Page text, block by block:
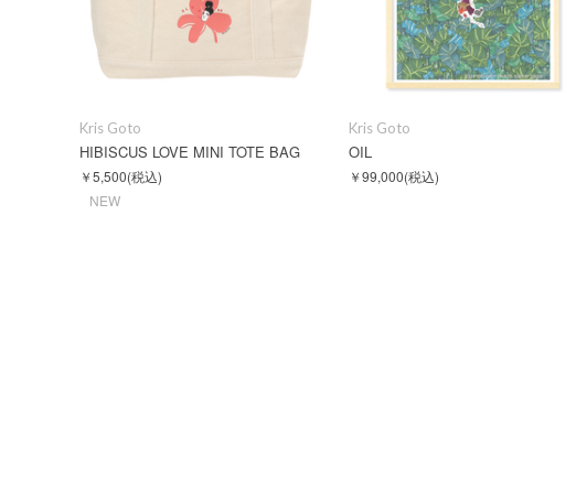
Kris Goto
HIBISCUS LOVE MINI TOTE BAG
￥5,500(税込)
NEW
Kris Goto
OIL
￥99,000(税込)